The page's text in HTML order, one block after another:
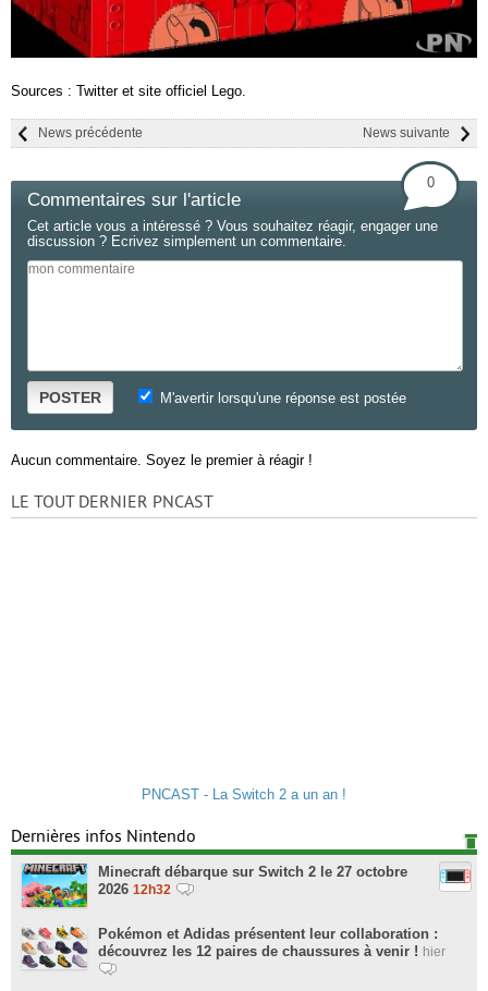
Sources : Twitter et site officiel Lego.
News suivante
News précédente
Commentaires sur l'article
0
Cet article vous a intéressé ? Vous souhaitez réagir, engager une
discussion ? Ecrivez simplement un commentaire.
POSTER M'avertir lorsqu'une réponse est postée
Aucun commentaire. Soyez le premier à réagir !
LE TOUT DERNIER PNCAST
PNCAST - La Switch 2 a un an !
Dernières infos Nintendo
Minecraft débarque sur Switch 2 le 27 octobre
2026 12h32
Pokémon et Adidas présentent leur collaboration :
découvrez les 12 paires de chaussures à venir ! hier